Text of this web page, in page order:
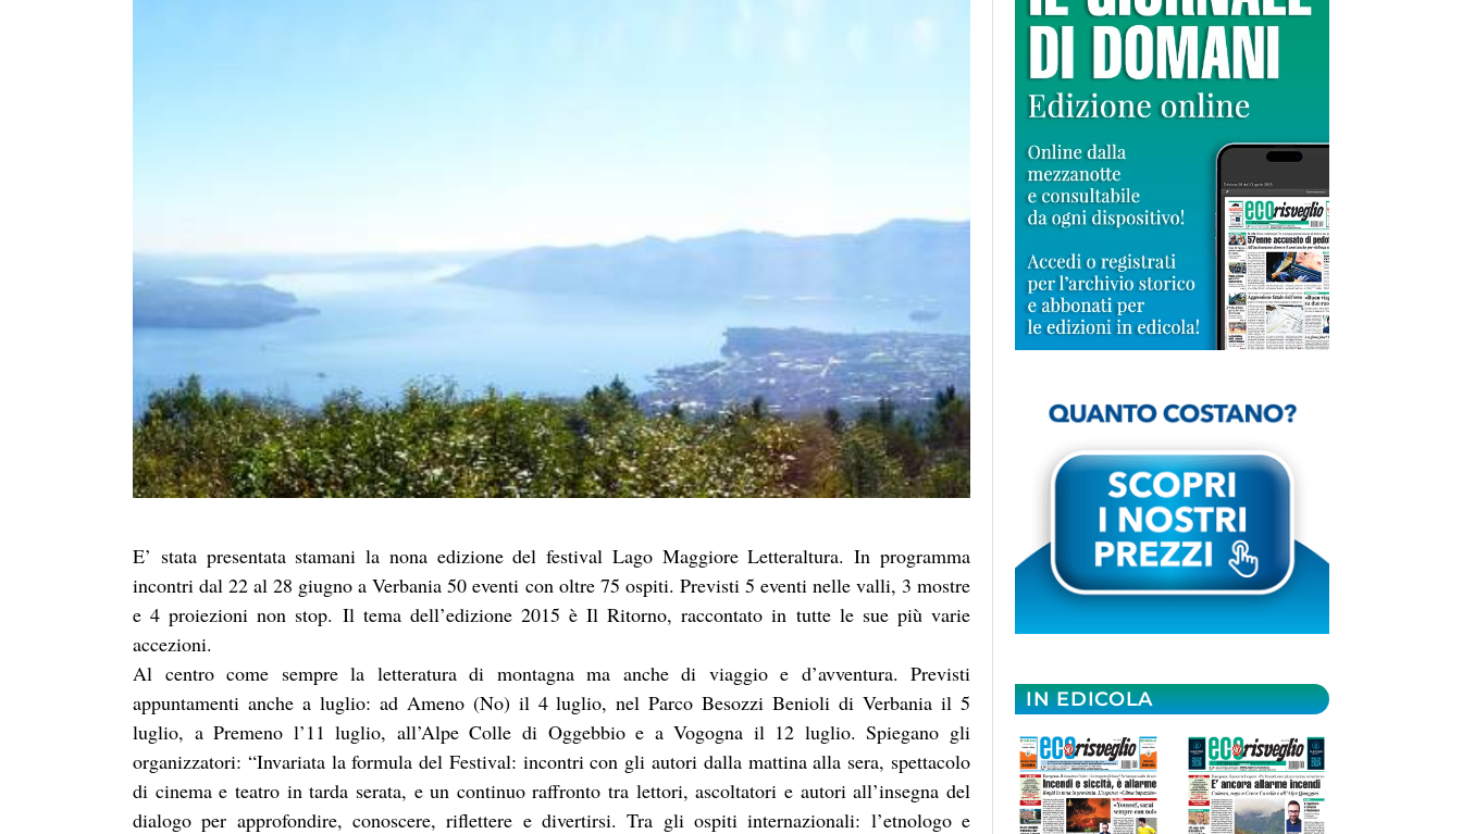
E’ stata presentata stamani la nona edizione del festival Lago Maggiore Letteraltura. In programma
incontri dal 22 al 28 giugno a Verbania 50 eventi con oltre 75 ospiti. Previsti 5 eventi nelle valli, 3 mostre
e 4 proiezioni non stop. Il tema dell’edizione 2015 è Il Ritorno, raccontato in tutte le sue più varie
accezioni.
Al centro come sempre la letteratura di montagna ma anche di viaggio e d’avventura. Previsti
appuntamenti anche a luglio: ad Ameno (No) il 4 luglio, nel Parco Besozzi Benioli di Verbania il 5
luglio, a Premeno l’11 luglio, all’Alpe Colle di Oggebbio e a Vogogna il 12 luglio. Spiegano gli
organizzatori: “Invariata la formula del Festival: incontri con gli autori dalla mattina alla sera, spettacolo
di cinema e teatro in tarda serata, e un continuo raffronto tra lettori, ascoltatori e autori all’insegna del
dialogo per approfondire, conoscere, riflettere e divertirsi. Tra gli ospiti internazionali: l’etnologo e
IN EDICOLA